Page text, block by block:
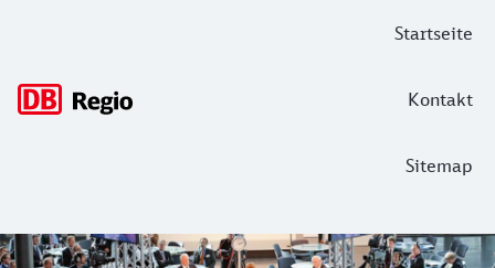
Startseite
Kontakt
Sitemap
Veranstaltungen